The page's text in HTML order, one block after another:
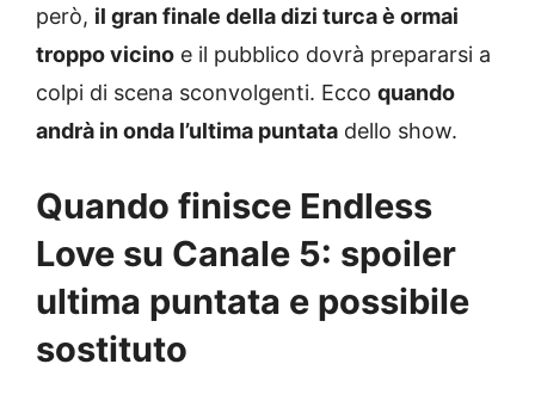
però, il gran finale della dizi turca è ormai
troppo vicino e il pubblico dovrà prepararsi a
colpi di scena sconvolgenti. Ecco quando
andrà in onda l’ultima puntata dello show.
Quando finisce Endless
Love su Canale 5: spoiler
ultima puntata e possibile
sostituto